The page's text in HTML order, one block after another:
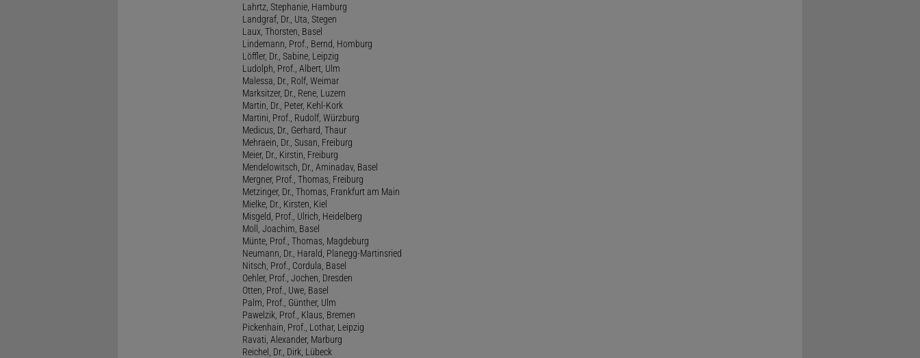
Lahrtz, Stephanie, Hamburg
Landgraf, Dr., Uta, Stegen
Laux, Thorsten, Basel
Lindemann, Prof., Bernd, Homburg
Löffler, Dr., Sabine, Leipzig
Ludolph, Prof., Albert, Ulm
Malessa, Dr., Rolf, Weimar
Marksitzer, Dr., Rene, Luzern
Martin, Dr., Peter, Kehl-Kork
Martini, Prof., Rudolf, Würzburg
Medicus, Dr., Gerhard, Thaur
Mehraein, Dr., Susan, Freiburg
Meier, Dr., Kirstin, Freiburg
Mendelowitsch, Dr., Aminadav, Basel
Mergner, Prof., Thomas, Freiburg
Metzinger, Dr., Thomas, Frankfurt am Main
Mielke, Dr., Kirsten, Kiel
Misgeld, Prof., Ulrich, Heidelberg
Moll, Joachim, Basel
Münte, Prof., Thomas, Magdeburg
Neumann, Dr., Harald, Planegg-Martinsried
Nitsch, Prof., Cordula, Basel
Oehler, Prof., Jochen, Dresden
Otten, Prof., Uwe, Basel
Palm, Prof., Günther, Ulm
Pawelzik, Prof., Klaus, Bremen
Pickenhain, Prof., Lothar, Leipzig
Ravati, Alexander, Marburg
Reichel, Dr., Dirk, Lübeck